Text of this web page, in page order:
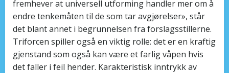
fremhever at universell utforming handler mer om å
endre tenkemåten til de som tar avgjørelser», står
det blant annet i begrunnelsen fra forslagsstillerne.
Triforcen spiller også en viktig rolle: det er en kraftig
gjenstand som også kan være et farlig våpen hvis
det faller i feil hender. Karakteristisk inntrykk av